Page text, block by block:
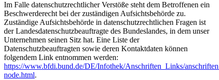
Im Falle datenschutzrechtlicher Verstöße steht dem Betroffenen ein
Beschwerderecht bei der zuständigen Aufsichtsbehörde zu.
Zuständige Aufsichtsbehörde in datenschutzrechtlichen Fragen ist
der Landesdatenschutzbeauftragte des Bundeslandes, in dem unser
Unternehmen seinen Sitz hat. Eine Liste der
Datenschutzbeauftragten sowie deren Kontaktdaten können
folgendem Link entnommen werden:
https://www.bfdi.bund.de/DE/Infothek/Anschriften_Links/
node.html.